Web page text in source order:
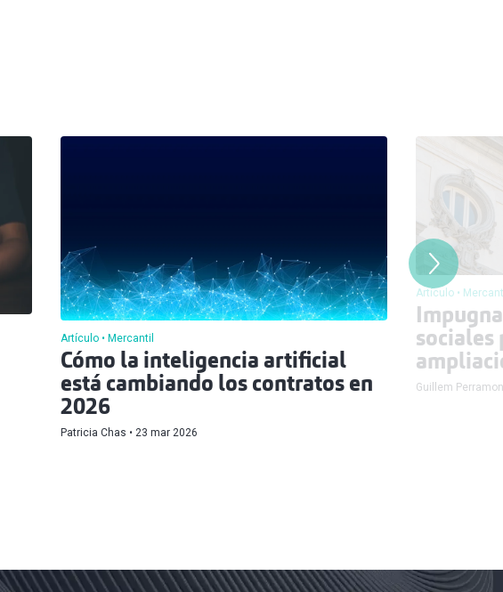
Artículo Mercantil
Cómo la inteligencia artificial
está cambiando los contratos en
2026
Patricia Chas 23 mar 2026
Artículo
sociales
Guillem